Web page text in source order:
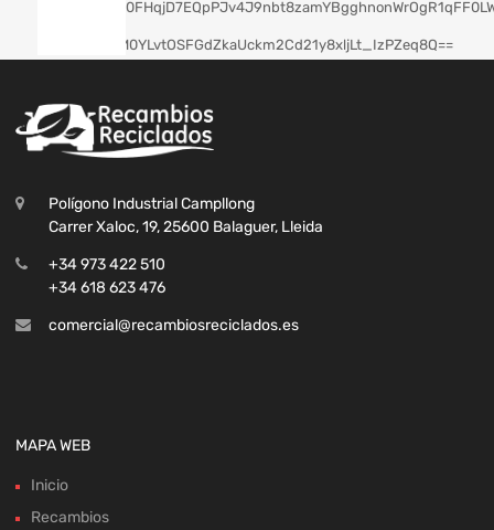
Polígono Industrial Campllong
Carrer Xaloc, 19, 25600 Balaguer, Lleida
+34 973 422 510
+34 618 623 476
comercial@recambiosreciclados.es
MAPA WEB
Inicio
Recambios